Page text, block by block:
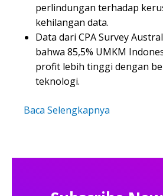
perlindungan terhadap
kehilangan data.
Data dari CPA Survey
bahwa 85,5% UMKM
profit lebih tinggi dengan
teknologi.
Baca Selengkapnya